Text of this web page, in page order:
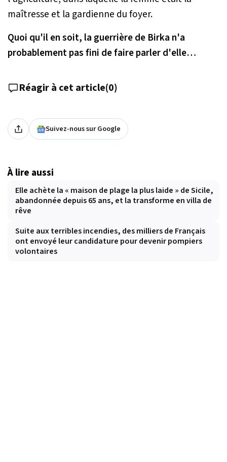
maîtresse et la gardienne du foyer.
Quoi qu'il en soit, la guerrière de Birka n'a
probablement pas fini de faire parler d'elle…
Réagir à cet article(0)
Suivez-nous sur Google
À lire aussi
Elle achète la « maison de plage la plus laide » de Sicile,
abandonnée depuis 65 ans, et la transforme en villa de
rêve
Suite aux terribles incendies, des milliers de Français
ont envoyé leur candidature pour devenir pompiers
volontaires